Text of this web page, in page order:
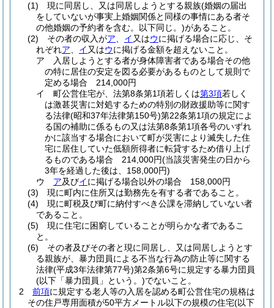
(1)
現に同居し、又は同居しようとする親族(婚姻の届出
をしていないが事実上婚姻関係と同様の事情にある者そ
の他婚姻の予約者を含む。以下同じ。)があること。
(2)
その者の収入がア イ 又はウに掲げる場合に応じ、そ
れぞれア イ 又はウに掲げる金額を超えないこと。
ア
入居しようとする者が身体障害者である場合その他
の特に居住の安定を図る必要があるものとして規則で
定める場合 214,000円
イ
町公営住宅が、法第8条第1項若しくは第3項若しく
は激甚災害に対処するための特別の財政援助等に関す
る法律(昭和37年法律第150号)第22条第1項の規定によ
る国の補助に係るもの又は法第8条第1項各号のいずれ
かに該当する場合において町が災害により滅失した住
宅に居住していた低額所得者に転貸するため借り上げ
るものである場合 214,000円(当該災害発生の日から
3年を経過した後は、158,000円)
ウ
ア及びイに掲げる場合以外の場合 158,000円
(3)
現に町内に住所又は勤務先を有する者であること。
(4)
現に町税及び町に納付すべき公課を滞納していない者
であること。
(5)
現に住宅に困窮していることが明らかな者であるこ
と。
(6)
その者及びその者と現に同居し、又は同居しようとす
る親族が、暴力団員による不当な行為の防止等に関する
法律(平成3年法律第77号)第2条第6号に規定する暴力団員
(以下「暴力団員」という。)でないこと。
2
前項に規定する老人等の入居を認める町公営住宅の規格は
その住戸専用面積が50平方メートル以下の規模の住宅(以下